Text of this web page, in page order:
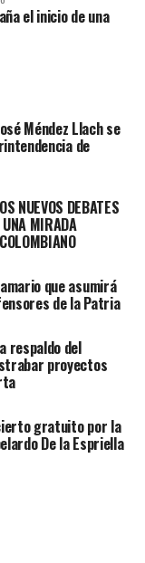
el inicio de una
Méndez Llach se
de
NUEVOS DEBATES
MIRADA
que asumirá
de la Patria
respaldo del
proyectos
gratuito por la
De la Espriella